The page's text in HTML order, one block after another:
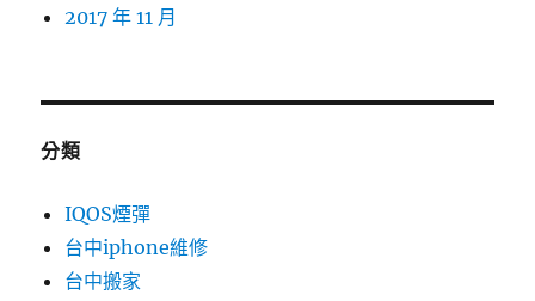
2017 年 11 月
分類
IQOS煙彈
台中iphone維修
台中搬家